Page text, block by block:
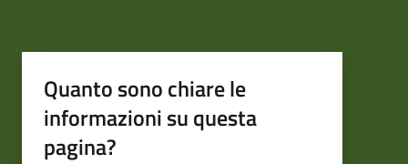
Quanto sono chiare le
informazioni su questa
pagina?